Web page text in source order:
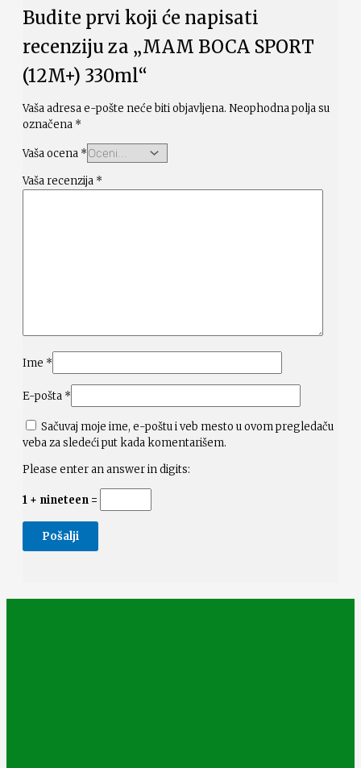
Budite prvi koji će napisati
recenziju za „MAM BOCA SPORT
(12M+) 330ml“
Vaša adresa e-pošte neće biti objavljena. Neophodna polja su
označena *
Vaša ocena *
Vaša recenzija *
Ime *
E-pošta *
Sačuvaj moje ime, e-poštu i veb mesto u ovom pregledaču
veba za sledeći put kada komentarišem.
Please enter an answer in digits:
1 + nineteen =